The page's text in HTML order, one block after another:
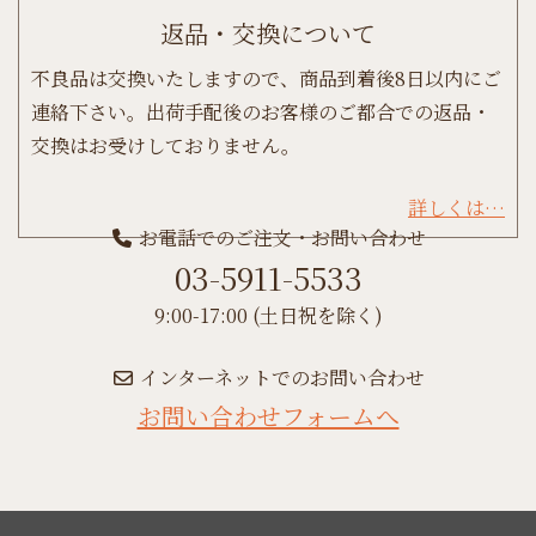
返品・交換について
不良品は交換いたしますので、商品到着後8日以内にご
連絡下さい。出荷手配後のお客様のご都合での返品・
交換はお受けしておりません。
詳しくは…
お電話でのご注文・お問い合わせ
03-5911-5533
9:00-17:00 (土日祝を除く)
インターネットでのお問い合わせ
お問い合わせフォームへ